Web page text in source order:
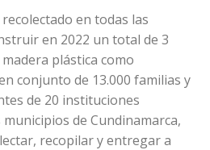
en todas las
en 2022 un total de 3
plástica como
conjunto de 13.000 familias y
de 20 instituciones
de Cundinamarca,
recopilar y entregar a